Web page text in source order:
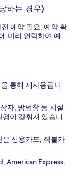
하는 경우)
예약 필요, 예약 확
미리 연락하여 예
통해 재사용됩니
자, 방범창 등 시설
이 갖춰져 있습니
은 신용카드, 직불카
American Express,